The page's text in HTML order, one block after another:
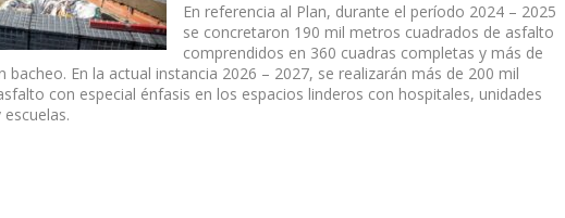
En referencia al Plan, durante el período 2024 – 2025
se concretaron 190 mil metros cuadrados de asfalto
comprendidos en 360 cuadras completas y más de
bacheo. En la actual instancia 2026 – 2027, se realizarán más de 200 mil
con especial énfasis en los espacios linderos con hospitales, unidades